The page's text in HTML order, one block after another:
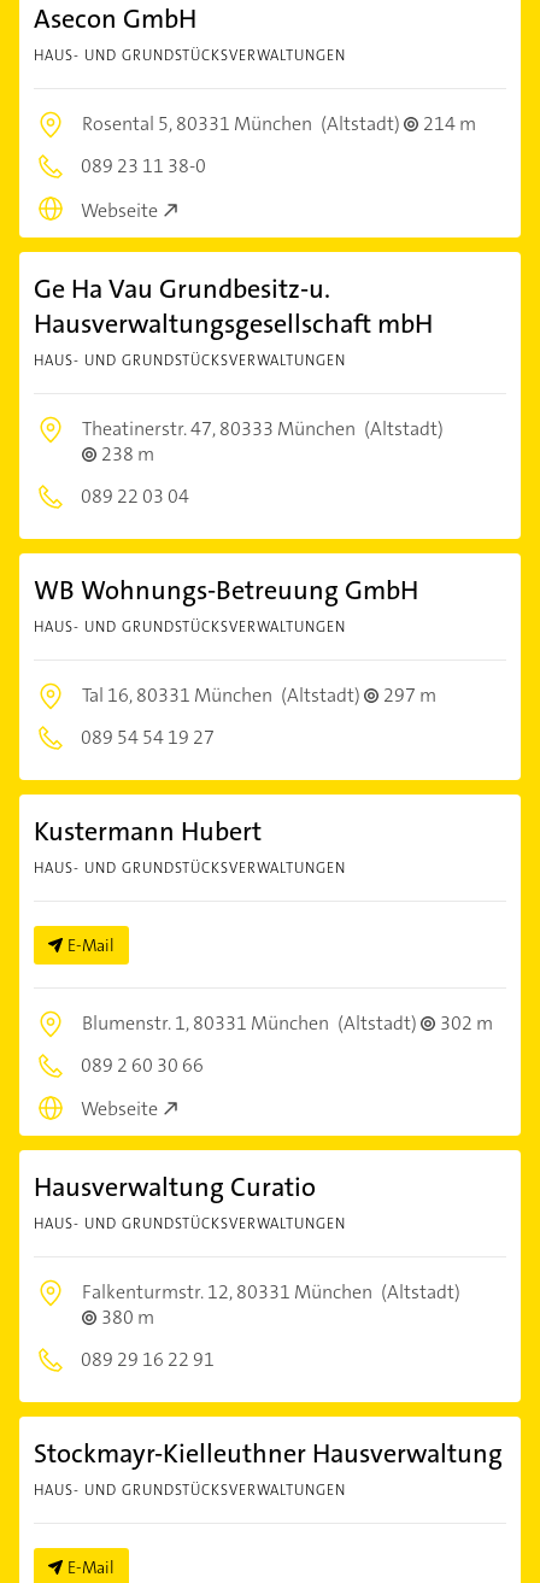
Asecon GmbH
HAUS- UND GRUNDSTÜCKSVERWALTUNGEN
Rosental 5,80331 München (Altstadt)
214 m
089 23 11 38-0
Webseite
Ge Ha Vau Grundbesitz-u.
Hausverwaltungsgesellschaft mbH
HAUS- UND GRUNDSTÜCKSVERWALTUNGEN
Theatinerstr. 47,80333 München (Altstadt)
238 m
089 22 03 04
WB Wohnungs-Betreuung GmbH
HAUS- UND GRUNDSTÜCKSVERWALTUNGEN
Tal 16,80331 München (Altstadt)
297 m
089 54 54 19 27
Kustermann Hubert
HAUS- UND GRUNDSTÜCKSVERWALTUNGEN
E-Mail
Blumenstr. 1,80331 München (Altstadt)
302 m
089 2 60 30 66
Webseite
Hausverwaltung Curatio
HAUS- UND GRUNDSTÜCKSVERWALTUNGEN
Falkenturmstr. 12,80331 München (Altstadt)
380 m
089 29 16 22 91
Stockmayr-Kielleuthner Hausverwaltung
HAUS- UND GRUNDSTÜCKSVERWALTUNGEN
E-Mail